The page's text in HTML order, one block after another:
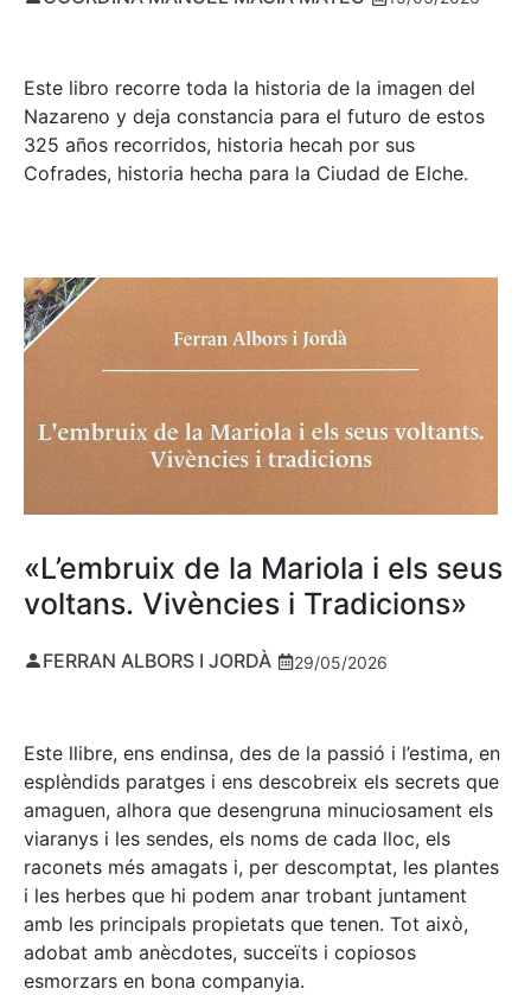
Este libro recorre toda la historia de la imagen del
Nazareno y deja constancia para el futuro de estos
325 años recorridos, historia hecah por sus
Cofrades, historia hecha para la Ciudad de Elche.
«L’embruix de la Mariola i els seus
voltans. Vivències i Tradicions»
FERRAN ALBORS I JORDÀ 29/05/2026
Este llibre, ens endinsa, des de la passió i l’estima, en
esplèndids paratges i ens descobreix els secrets que
amaguen, alhora que desengruna minuciosament els
viaranys i les sendes, els noms de cada lloc, els
raconets més amagats i, per descomptat, les plantes
i les herbes que hi podem anar trobant juntament
amb les principals propietats que tenen. Tot això,
adobat amb anècdotes, succeïts i copiosos
esmorzars en bona companyia.